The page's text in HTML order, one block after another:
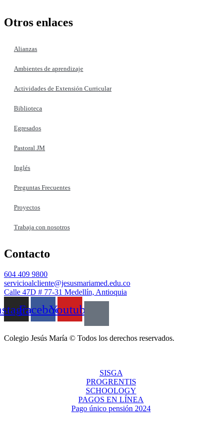
Otros enlaces
Alianzas
Ambientes de aprendizaje
Actividades de Extensión Curricular
Biblioteca
Egresados
Pastoral JM
Inglés
Preguntas Frecuentes
Proyectos
Trabaja con nosotros
Contacto
604 409 9800
servicioalcliente@jesusmariamed.edu.co
Calle 47D # 77-31 Medellín, Antioquia
FacebookYoutube
Colegio Jesús María © Todos los derechos reservados.
SISGA
PROGRENTIS
SCHOOLOGY
PAGOS EN LÍNEA
Pago único pensión 2024